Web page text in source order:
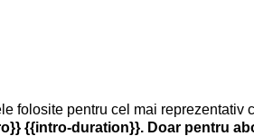
folosite pentru cel mai reprezentativ
{{intro-duration}}. Doar pentru